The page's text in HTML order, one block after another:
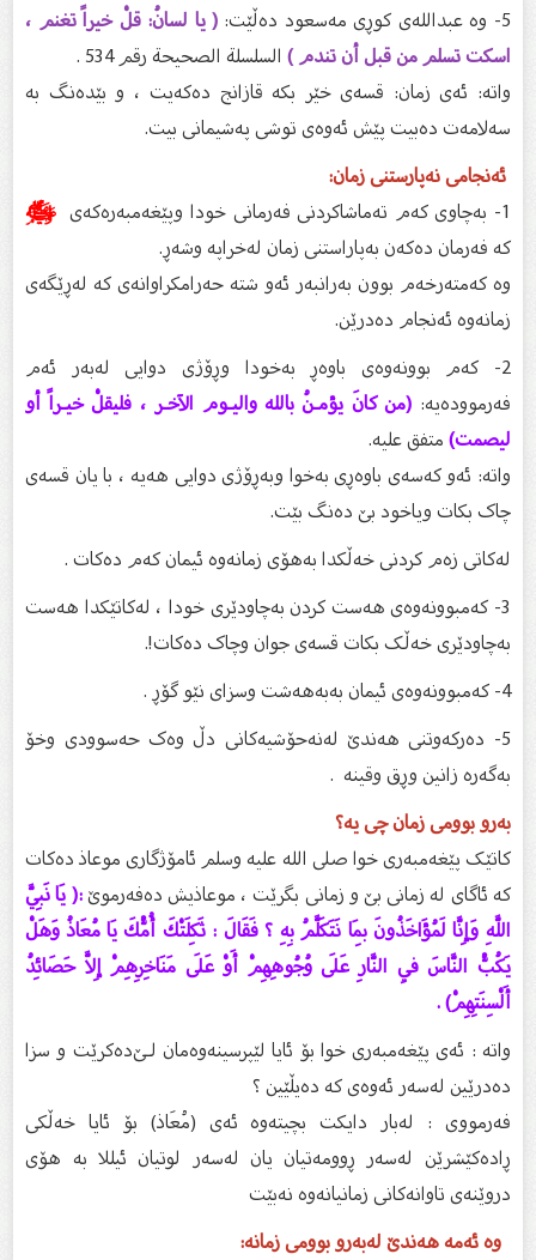
( يا لسانُ: قلْ خيراً تغنم ،
اسكت تسلم من قبل أن تندم )السلسلة الصحيحة رقم 534 .
واتە: ئەی زمان: قسەی خێر بکە قازانج دەکەیت ، و بێدەنگ بە
سەلامەت دەبیت پێش ئەوەی توشی پەشیمانی بیت.
ئەنجامی نەپارستنی زمان:
ﷺ
کە فەرمان دەکەن بەپاراستنی زمان لەخراپە وشەڕ.
وە کەمتەرخەم بوون بەرانبەر ئەو شتە حەرامکراوانەی کە لەڕێگەی
زمانەوە ئەنجام دەدرێن.
2- کەم بوونەوەی باوەڕ بەخودا وڕۆژی دوایی لەبەر ئەم
فەرموودەیە:(من كانَ يؤمـنُ بالله واليـوم الآخـر ، فليقلْ خيـراً أو
ليصمت)متفق عليه.
واتە: ئەو کەسەی باوەڕی بەخوا وبەڕۆژی دوایی هەیە ، با یان قسەی
چاک بکات ویاخود بێ دەنگ بێت.
لەکاتی زەم کردنی خەڵکدا بەهۆی زمانەوە ئیمان کەم دەکات .
3- کەمبوونەوەی هەست کردن بەچاودێری خودا ، لەکاتێکدا هەست
بەچاودێری خەڵک بکات قسەی جوان وچاک دەکات!.
5- دەرکەوتنی هەندێ لەنەحۆشیەکانی دڵ وەک حەسوودی وخۆ
بەگەرە زانین وڕق وقینە .
بەرو بوومی زمان چی یە؟
کاتێک پێغەمبەری خوا صلى الله عليه وسلم ئامۆژگارى موعاذ دەکات
کە ئاگاى لە زمانى بێ و زمانی بگرێت ، موعاذیش دەفەرموێ:( يَا نَبِيَّ
اللَّهِ وَإِنَّا لَمُؤَاخَذُونَ بِمَا نَتَكَلَّمُ بِهِ ؟ فَقَالَ : ثَكِلَتْكَ أُمُّكَ يَا مُعَاذُ وَهَلْ
يَكُبُّ النَّاسَ فِي النَّارِ عَلَى وُجُوهِهِمْ أَوْ عَلَى مَنَاخِرِهِمْ إِلاَّ حَصَائِدُ
أَلْسِنَتِهِمْ) .
واتە : ئەی پێغەمبەری خوا بۆ ئایا لێپرسینەوەمان لـێ‌دەكرێت و سزا
دەدرێین لەسەر ئەوەی كە دەیڵێین ؟
فەرمووی : لەبار دایكت بچیتەوە ئەی (مُعَاذ) بۆ ئایا خەڵكی
ڕادەكێشرێن لەسەر ڕوومەتیان یان لەسەر لوتیان ئیللا بە هۆی
دروێنەی تاوانەكانی زمانیانەوە نەبێت
وە ئەمە هەندێ لەبەرو بوومی زمانە: